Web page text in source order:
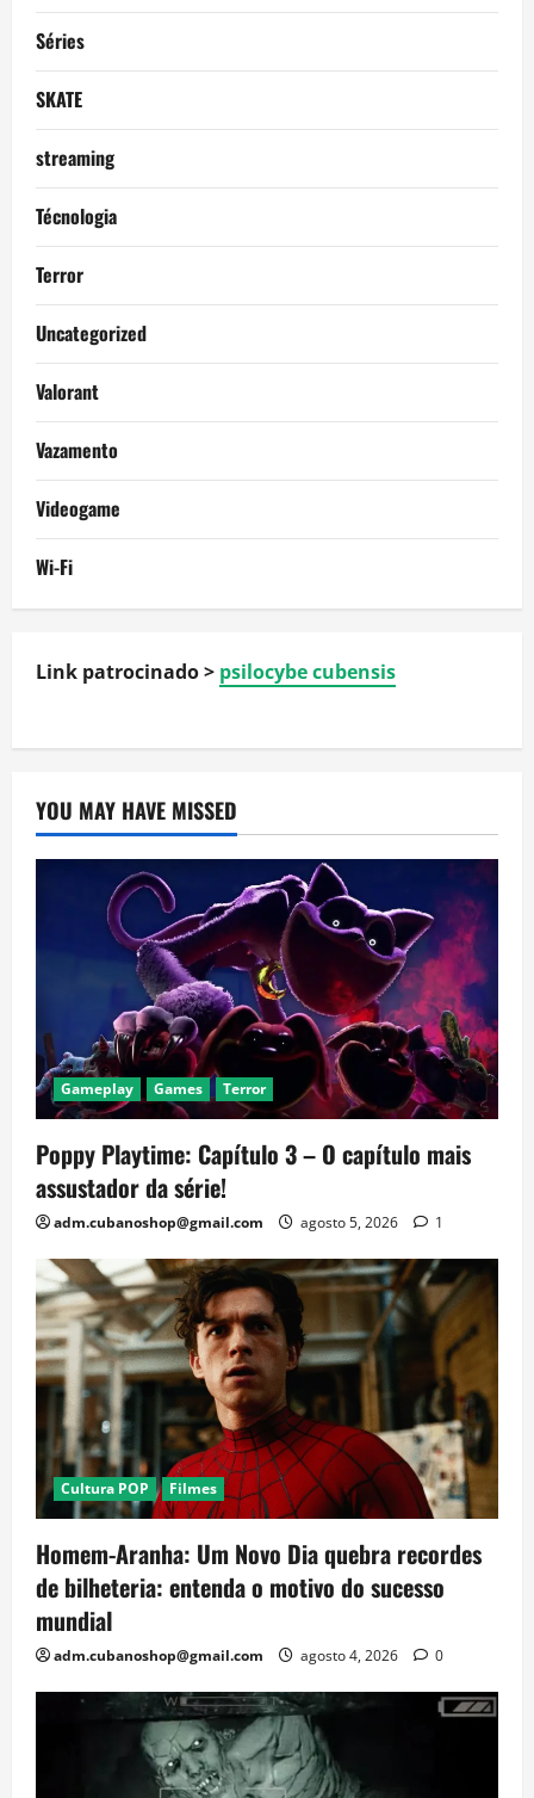
Séries
SKATE
streaming
Técnologia
Terror
Uncategorized
Valorant
Vazamento
Videogame
Wi-Fi
Link patrocinado > psilocybe cubensis
YOU MAY HAVE MISSED
Gameplay Games Terror
Poppy Playtime: Capítulo 3 – O capítulo mais
assustador da série!
adm.cubanoshop@gmail.com agosto 5, 2026 1
Cultura POP Filmes
Homem-Aranha: Um Novo Dia quebra recordes
de bilheteria: entenda o motivo do sucesso
mundial
adm.cubanoshop@gmail.com agosto 4, 2026 0